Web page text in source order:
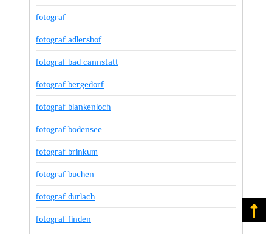
fotograf
fotograf adlershof
fotograf bad cannstatt
fotograf bergedorf
fotograf blankenloch
fotograf bodensee
fotograf brinkum
fotograf buchen
fotograf durlach
fotograf finden